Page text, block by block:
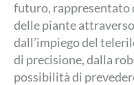
futuro, rappresentato
delle piante
dall’impiego del
di precisione, dalla
possibilità di